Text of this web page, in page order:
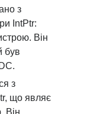
з
IntPtr:
Він
був
з
що являє